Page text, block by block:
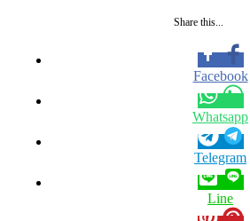
Share this...
Facebook
Whatsapp
Telegram
Line